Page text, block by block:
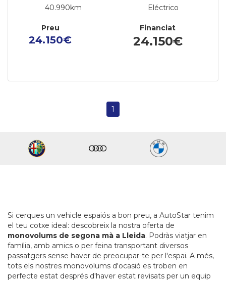
40.990km Eléctrico
Preu
24.150€
Financiat
24.150€
1
Si cerques un vehicle espaiós a bon preu, a AutoStar tenim
el teu cotxe ideal: descobreix la nostra oferta de
monovolums de segona mà a Lleida. Podràs viatjar en
família, amb amics o per feina transportant diversos
passatgers sense haver de preocupar-te per l'espai. A més,
tots els nostres monovolums d'ocasió es troben en
perfecte estat després d'haver estat revisats per un equip